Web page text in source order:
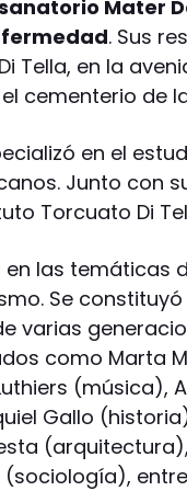
Mater
. Sus
Tella, en la
cementerio de
en el
Junto con
Torcuato Di
las temáticas
Se
varias
como Marta
(música),
Gallo